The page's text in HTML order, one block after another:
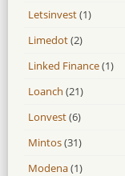
Letsinvest(1)
Limedot(2)
Linked Finance(1)
Loanch (21)
Lonvest(6)
Mintos(31)
Modena(1)